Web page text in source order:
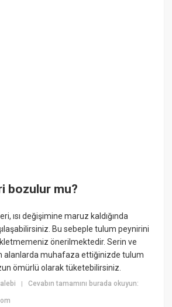
bozulur mu?
ısı değişimine maruz kaldığında
Bu sebeple tulum peynirini
önerilmektedir. Serin ve
alanlarda muhafaza ettiğinizde tulum
ömürlü olarak tüketebilirsiniz.
|Cevabın tamamını burada okuyun: